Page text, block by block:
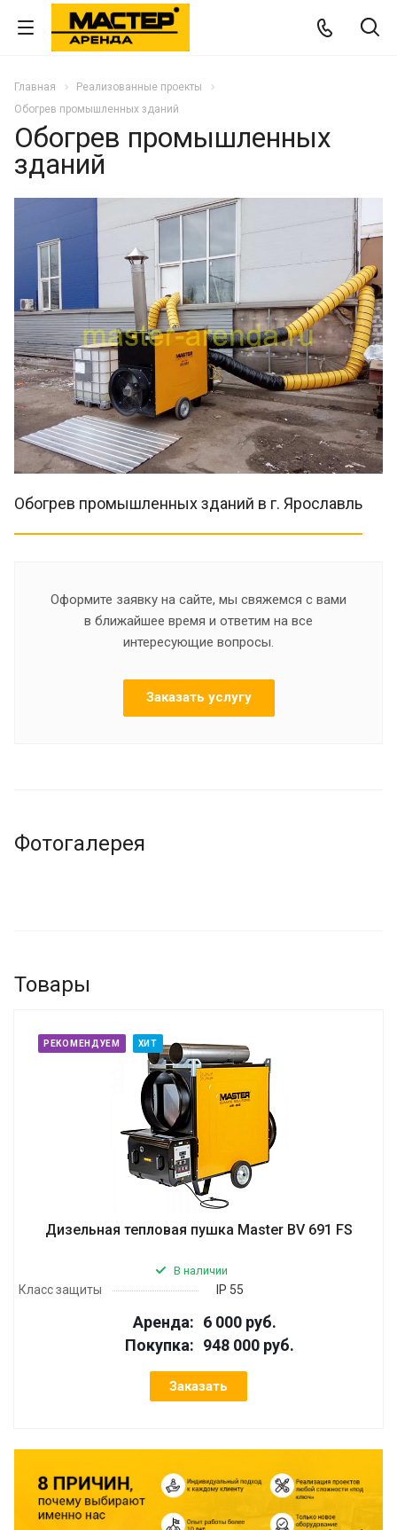
Главная
Реализованные проекты
Обогрев промышленных зданий
Обогрев промышленных
зданий
Обогрев промышленных зданий в г. Ярославль
Оформите заявку на сайте, мы свяжемся с вами
в ближайшее время и ответим на все
интересующие вопросы.
Заказать услугу
Фотогалерея
Товары
РЕКОМЕНДУЕМ ХИТ
Дизельная тепловая пушка Master BV 691 FS
В наличии
Класс защиты IP 55
Аренда: 6 000 руб.
Покупка: 948 000 руб.
Заказать